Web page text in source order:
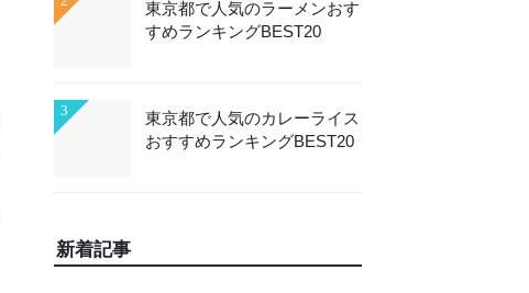
東京都で人気のラーメンおす
すめランキングBEST20
3
東京都で人気のカレーライス
おすすめランキングBEST20
新着記事